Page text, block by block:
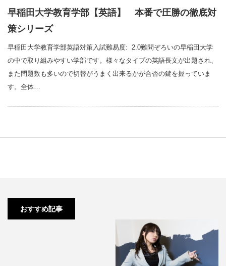
早稲田大学教育学部【英語】 本番で圧勝の徹底対
策シリーズ
早稲田大学教育学部英語対策入試難易度: 2.0難問ぞろいの早稲田大学
の中で取り組みやすい学部です。様々なタイプの英語長文が出題され、
また問題数も多いので切替がうまく出来るかが合否の鍵を握っていま
す。全体…
おすすめ記事
【高校2年生】ACADEMIAに入っ
たらどれくらいで早慶…